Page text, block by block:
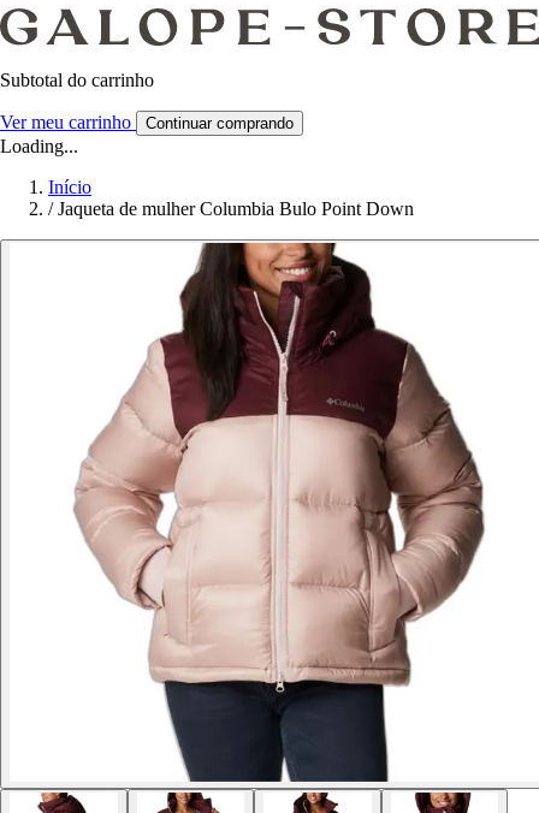
Subtotal do carrinho
Ver meu carrinho Continuar comprando
Loading...
Início
/ Jaqueta de mulher Columbia Bulo Point Down